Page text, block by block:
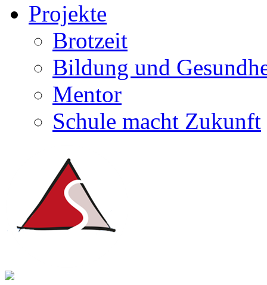
Projekte
Brotzeit
Bildung und
Mentor
Schule macht Zukunft